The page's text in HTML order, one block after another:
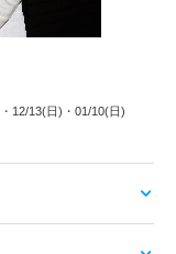
・12/13(日) ・01/10(日)